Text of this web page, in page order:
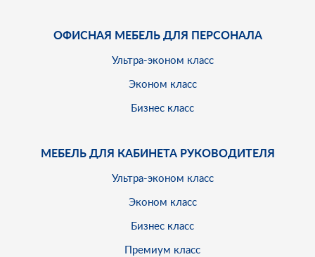
ОФИСНАЯ МЕБЕЛЬ ДЛЯ ПЕРСОНАЛА
Ультра-эконом класс
Эконом класс
Бизнес класс
МЕБЕЛЬ ДЛЯ КАБИНЕТА РУКОВОДИТЕЛЯ
Ультра-эконом класс
Эконом класс
Бизнес класс
Премиум класс